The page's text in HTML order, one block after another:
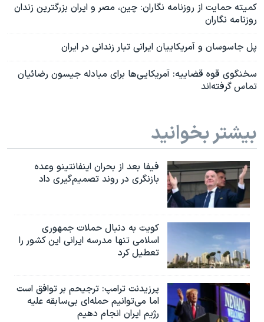
کمیته حمایت از روزنامه نگاران: چین، مصر و ایران بزرگترین زندان
روزنامه نگاران
پل جاسوسان و آمریکاییان ایرانی تبار زندانی در ایران
سخنگوی قوه ‌قضاییه: آمریکایی‌ها برای مبادله جیسون رضائیان
تماس گرفته‌اند
بیشتر بخوانید
فیفا بعد از بحران اینفانتینو وعده
بازنگری در روند تصمیم‌گیری داد
کویت به دنبال حملات جمهوری
اسلامی تنها مدرسه ایرانی این کشور را
تعطیل کرد
پرزیدنت ترامپ: ترجیحم بر توافق است
اما می‌توانیم حمله‌ای بی‌سابقه علیه
رژیم ایران انجام دهیم